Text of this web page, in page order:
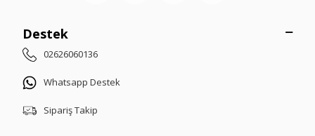
Destek
02626060136
Whatsapp Destek
Sipariş Takip